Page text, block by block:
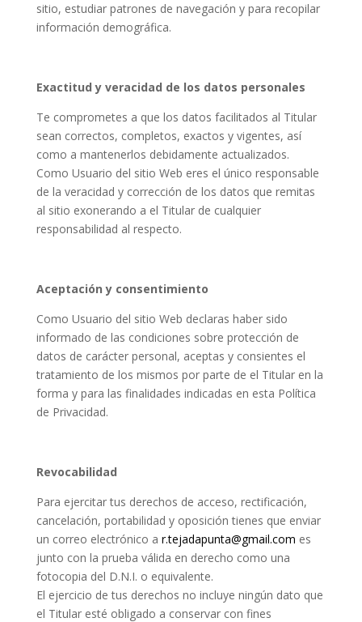
sitio, estudiar patrones de navegación y para recopilar
información demográfica.
Exactitud y veracidad de los datos personales
Te comprometes a que los datos facilitados al Titular
sean correctos, completos, exactos y vigentes, así
como a mantenerlos debidamente actualizados.
Como Usuario del sitio Web eres el único responsable
de la veracidad y corrección de los datos que remitas
al sitio exonerando a el Titular de cualquier
responsabilidad al respecto.
Aceptación y consentimiento
Como Usuario del sitio Web declaras haber sido
informado de las condiciones sobre protección de
datos de carácter personal, aceptas y consientes el
tratamiento de los mismos por parte de el Titular en la
forma y para las finalidades indicadas en esta Política
de Privacidad.
Revocabilidad
Para ejercitar tus derechos de acceso, rectificación,
cancelación, portabilidad y oposición tienes que enviar
un correo electrónico a r.tejadapunta@gmail.com es
junto con la prueba válida en derecho como una
fotocopia del D.N.I. o equivalente.
El ejercicio de tus derechos no incluye ningún dato que
el Titular esté obligado a conservar con fines